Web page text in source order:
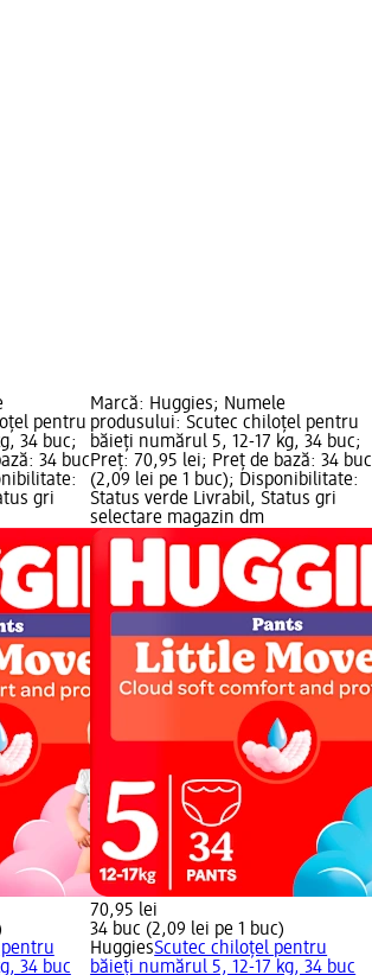
pentru
34 buc;
34 buc
gri
34 buc
Marcă: Huggies; Numele
produsului: Scutec chiloțel pentru
băieți numărul 5, 12-17 kg, 34 buc;
Preț: 70,95 lei; Preț de bază: 34 buc
(2,09 lei pe 1 buc); Disponibilitate:
Status verde Livrabil, Status gri
selectare magazin dm
70,95 lei
34 buc (2,09 lei pe 1 buc)
HuggiesScutec chiloțel pentru
băieți numărul 5, 12-17 kg, 34 buc